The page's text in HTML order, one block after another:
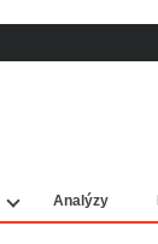
Analýzy